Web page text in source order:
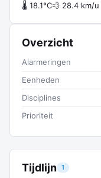
Tijdlijn 1
🌡 18.1°C💨 28.4 km/u
Overzicht
Alarmeringen
Eenheden
Disciplines
Prioriteit